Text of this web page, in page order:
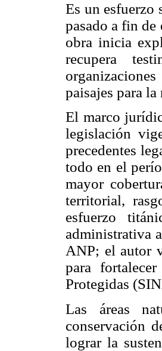
Es un esfuerzo
pasado a fin de
obra inicia
recupera
paisajes para
El marco
legislación
precedentes
todo en el
mayor
territorial,
esfuerzo
administrativa
ANP; el autor
para
Protegidas
Las áreas
conservación
lograr la